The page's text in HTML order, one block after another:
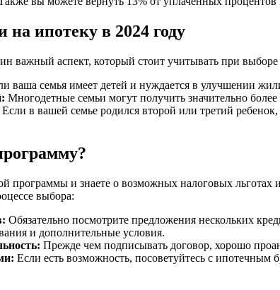
на ипотеку в 2024 году
важный аспект, который стоит учитывать при
ваша семья имеет детей и нуждается в улучшении
Многодетные семьи могут получить значительно
Если в вашей семье родился второй или третий
программы и знаете о возможных налоговых
выбора:
Обязательно посмотрите предложения нескольких
и дополнительные условия.
Прежде чем подписывать договор, хорошо
Если есть возможность, посоветуйтесь с